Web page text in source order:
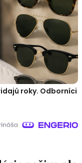
roky. Odborníci